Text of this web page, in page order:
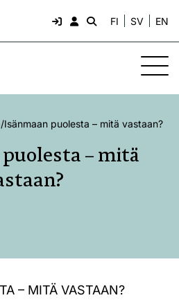
FI SV EN
/Isänmaan puolesta – mitä vastaan?
– mitä
– MITÄ VASTAAN?